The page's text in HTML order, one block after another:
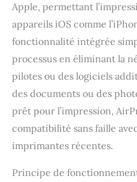
Apple, permettant
appareils iOS comme
fonctionnalité intégrée
processus en éliminant la
pilotes ou des logiciels
des documents ou des
prêt pour l’impression,
compatibilité sans faille
imprimantes récentes.
Principe de